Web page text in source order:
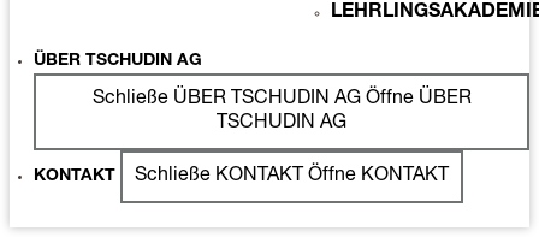
ÜBER TSCHUDIN AG
Schließe ÜBER TSCHUDIN AG Öffne ÜBER
TSCHUDIN AG
KONTAKT Schließe KONTAKT Öffne KONTAKT